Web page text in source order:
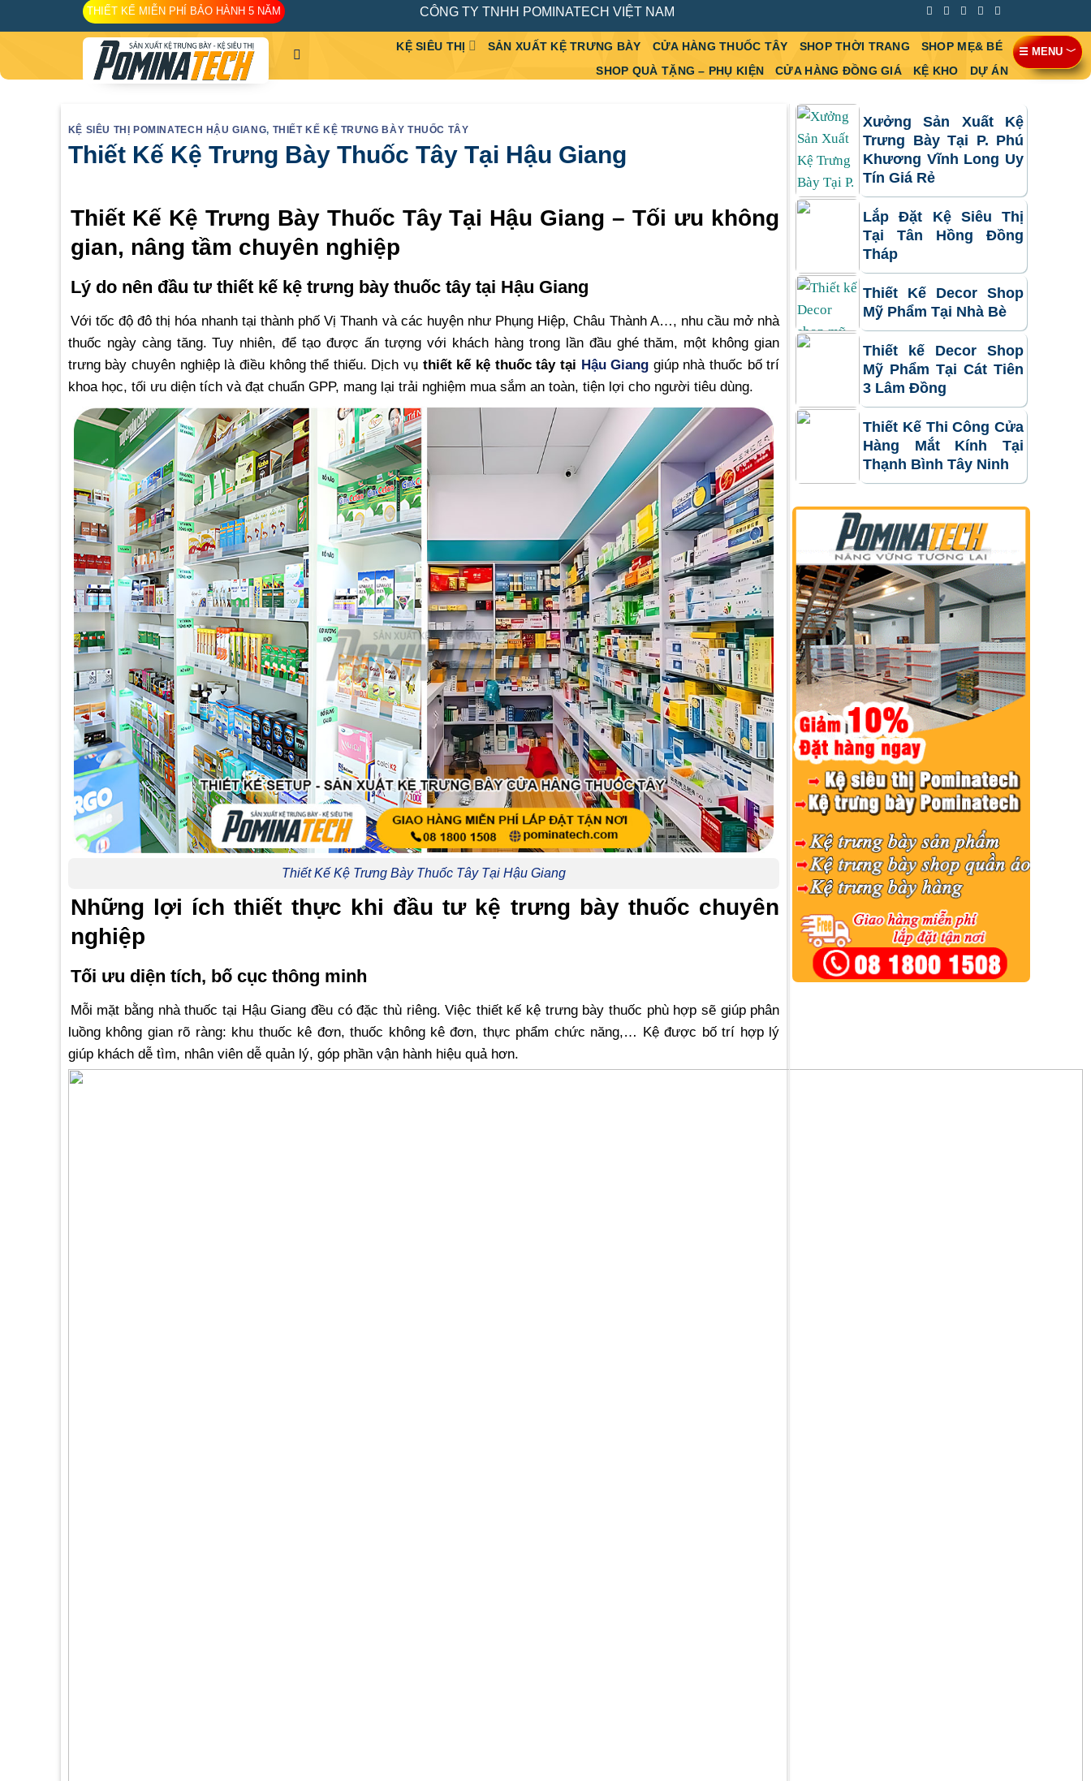
to
THIẾT KẾ MIỄN PHÍ BẢO HÀNH 5 NĂM CÔNG TY TNHH POMINATECH VIỆT NAM
KỆ SIÊU THỊ SẢN XUẤT KỆ TRƯNG BÀY CỬA HÀNG THUỐC TÂY SHOP THỜI TRANG
SHOP MẸ& BÉ
SHOP QUÀ TẶNG – PHỤ KIỆN
CỬA HÀNG ĐỒNG GIÁ KỆ KHO DỰ ÁN
KỆ SIÊU THỊ POMINATECH HẬU GIANG, THIẾT KẾ KỆ TRƯNG BÀY THUỐC TÂY
Thiết Kế Kệ Trưng Bày Thuốc Tây Tại Hậu Giang
Thiết Kế Kệ Trưng Bày Thuốc Tây Tại Hậu Giang – Tối ưu không
gian, nâng tầm chuyên nghiệp
Lý do nên đầu tư thiết kế kệ trưng bày thuốc tây tại Hậu Giang
Với tốc độ đô thị hóa nhanh tại thành phố Vị Thanh và các huyện như Phụng Hiệp, Châu Thành A…, nhu cầu mở nhà
thuốc ngày càng tăng. Tuy nhiên, để tạo được ấn tượng với khách hàng trong lần đầu ghé thăm, một không gian
trưng bày chuyên nghiệp là điều không thể thiếu. Dịch vụ thiết kế kệ thuốc tây tại Hậu Giang giúp nhà thuốc bố trí
khoa học, tối ưu diện tích và đạt chuẩn GPP, mang lại trải nghiệm mua sắm an toàn, tiện lợi cho người tiêu dùng.
Thiết Kế Kệ Trưng Bày Thuốc Tây Tại Hậu Giang
Những lợi ích thiết thực khi đầu tư kệ trưng bày thuốc chuyên
nghiệp
Tối ưu diện tích, bố cục thông minh
Mỗi mặt bằng nhà thuốc tại Hậu Giang đều có đặc thù riêng. Việc thiết kế kệ trưng bày thuốc phù hợp sẽ giúp phân
luồng không gian rõ ràng: khu thuốc kê đơn, thuốc không kê đơn, thực phẩm chức năng,… Kệ được bố trí hợp lý
giúp khách dễ tìm, nhân viên dễ quản lý, góp phần vận hành hiệu quả hơn.
Xưởng Sản Xuất Kệ
Trưng Bày Tại P. Phú
Khương Vĩnh Long Uy
Tín Giá Rẻ
Lắp Đặt Kệ Siêu Thị
Tại Tân Hồng Đồng
Tháp
Thiết Kế Decor Shop
Mỹ Phẩm Tại Nhà Bè
Thiết kế Decor Shop
Mỹ Phẩm Tại Cát Tiên
3 Lâm Đồng
Thiết Kế Thi Công Cửa
Hàng Mắt Kính Tại
Thạnh Bình Tây Ninh
☰ MENU ﹀